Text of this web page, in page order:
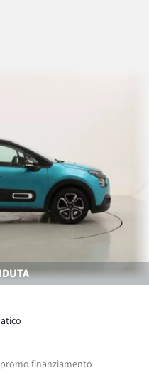
promo finanziamento